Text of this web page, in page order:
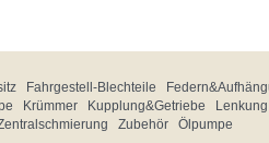
Fahrgestell-Blechteile
Krümmer Kupplung&Getriebe Lenkung
Zubehör Ölpumpe